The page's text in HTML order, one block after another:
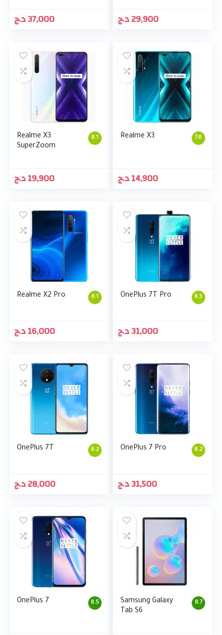
37,000د.ج 29,900د.ج
8.1
Realme X3
SuperZoom
19,900د.ج
7.6
Realme X3
14,900د.ج
8.1
Realme X2 Pro
16,000د.ج
8.3
OnePlus 7T Pro
31,000د.ج
8.2
OnePlus 7T
28,000د.ج
8.2
OnePlus 7 Pro
31,500د.ج
8.5
OnePlus 7 8.7
Samsung Galaxy
Tab S6